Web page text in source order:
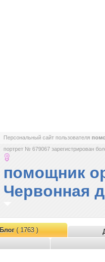
Персональный сайт пользователя
портрет № 679067 зарегистрирован
помощник
Червонная
Блог( 1763 )